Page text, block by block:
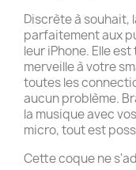
Discrète à souhait,
parfaitement aux
leur iPhone. Elle
merveille à votre
toutes les
aucun problème.
la musique avec
micro, tout est
Cette coque ne